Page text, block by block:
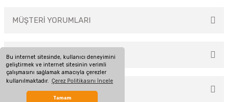
Bu internet sitesinde, kullanıcı deneyimini
geliştirmek ve internet sitesinin verimli
çalışmasını sağlamak amacıyla çerezler
kullanılmaktadır. Çerez Politikasını İncele
Tamam
MÜŞTERİ YORUMLARI
Bu ürüne ilk yorumu siz yapın!
TAKSİT SEÇENEKLERİ
ÖNERİLERİNİZ